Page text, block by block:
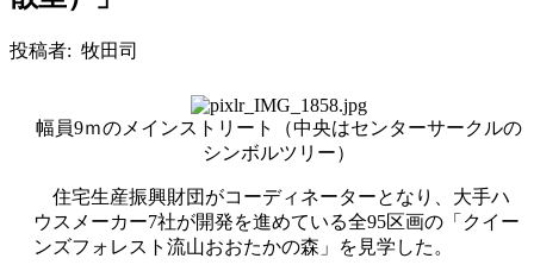
投稿者: 牧田司
幅員9ｍのメインストリート（中央はセンターサークルの
シンボルツリー）
住宅生産振興財団がコーディネーターとなり、大手ハ
ウスメーカー7社が開発を進めている全95区画の「クイー
ンズフォレスト流山おおたかの森」を見学した。